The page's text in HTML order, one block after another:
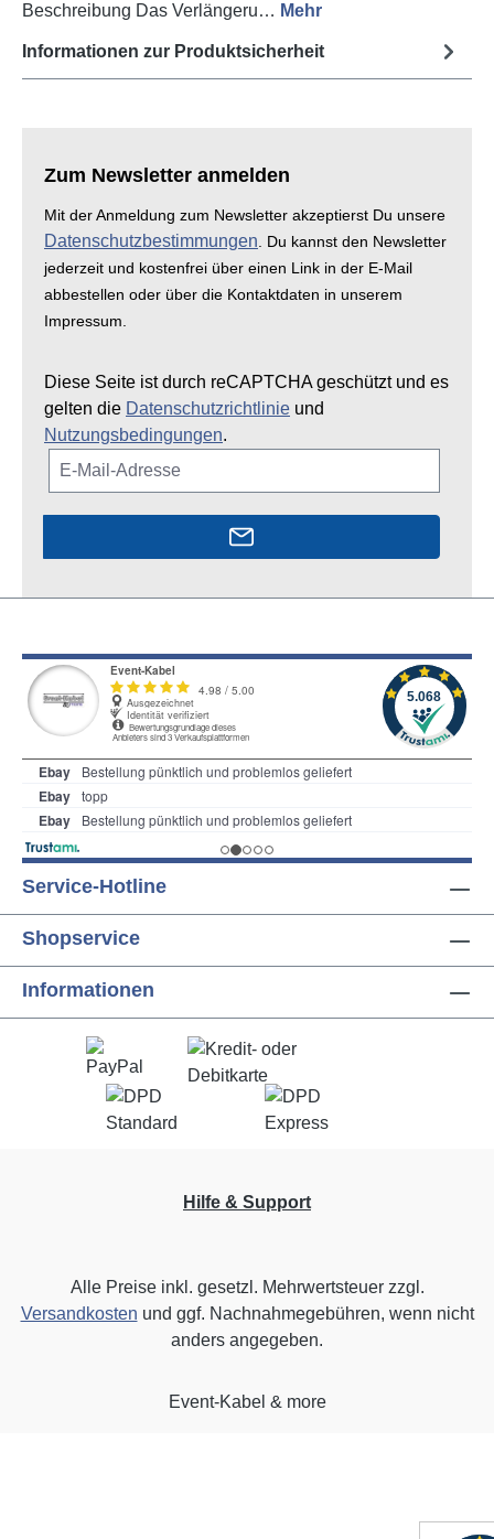
Beschreibung Das Verlängeru… Mehr
Informationen zur Produktsicherheit
Zum Newsletter anmelden
Mit der Anmeldung zum Newsletter akzeptierst Du unsere
Datenschutzbestimmungen . Du kannst den Newsletter
jederzeit und kostenfrei über einen Link in der E-Mail
abbestellen oder über die Kontaktdaten in unserem
Impressum.
Diese Seite ist durch reCAPTCHA geschützt und es
gelten die Datenschutzrichtlinie und
Nutzungsbedingungen.
Service-Hotline
Shopservice
Informationen
Hilfe & Support
Alle Preise inkl. gesetzl. Mehrwertsteuer zzgl.
Versandkosten und ggf. Nachnahmegebühren, wenn nicht
anders angegeben.
Event-Kabel & more